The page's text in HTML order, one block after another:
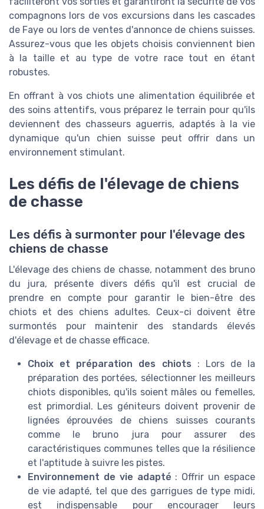
compagnons lors de vos excursions dans les cascades
de Faye ou lors de ventes d'annonce de chiens suisses.
Assurez-vous que les objets choisis conviennent bien
à la taille et au type de votre race tout en étant
robustes.
En offrant à vos chiots une alimentation équilibrée et
des soins attentifs, vous préparez le terrain pour qu'ils
deviennent des chasseurs aguerris, adaptés à la vie
dynamique qu'un chien suisse peut offrir dans un
environnement stimulant.
Les défis de l'élevage de chiens
de chasse
Les défis à surmonter pour l'élevage des
chiens de chasse
L'élevage des chiens de chasse, notamment des bruno
du jura, présente divers défis qu'il est crucial de
prendre en compte pour garantir le bien-être des
chiots et des chiens adultes. Ceux-ci doivent être
surmontés pour maintenir des standards élevés
d'élevage et de chasse efficace.
Choix et préparation des chiots : Lors de la
préparation des portées, sélectionner les meilleurs
chiots disponibles, qu'ils soient mâles ou femelles,
est primordial. Les géniteurs doivent provenir de
lignées éprouvées de chiens suisses courants
comme le bruno jura pour assurer des
caractéristiques communes telles que la résilience
et l'aptitude à suivre les pistes.
Environnement de vie adapté : Offrir un espace
de vie adapté, tel que des garrigues de type midi,
est indispensable pour encourager leurs